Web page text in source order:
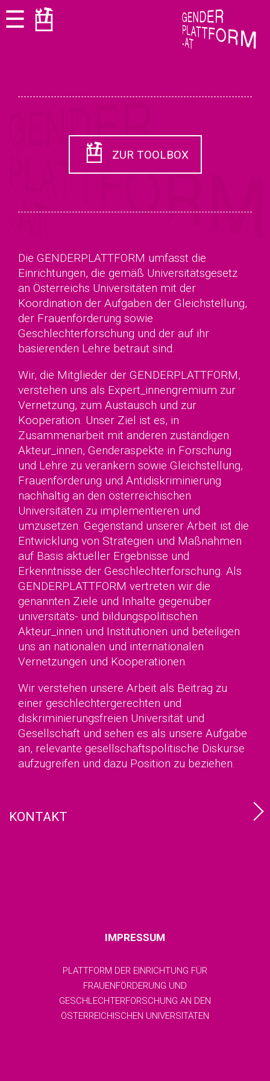
Zum
Seiteninhalt
Zur
Navigation
☰
ZUR TOOLBOX
Die GENDERPLATTFORM umfasst die
Einrichtungen, die gemäß Universitätsgesetz
an Österreichs Universitäten mit der
Koordination der Aufgaben der Gleichstellung,
der Frauenförderung sowie
Geschlechterforschung und der auf ihr
basierenden Lehre betraut sind.
Wir, die Mitglieder der GENDERPLATTFORM,
verstehen uns als Expert_innengremium zur
Vernetzung, zum Austausch und zur
Kooperation. Unser Ziel ist es, in
Zusammenarbeit mit anderen zuständigen
Akteur_innen, Genderaspekte in Forschung
und Lehre zu verankern sowie Gleichstellung,
Frauenförderung und Antidiskriminierung
nachhaltig an den österreichischen
Universitäten zu implementieren und
umzusetzen. Gegenstand unserer Arbeit ist die
Entwicklung von Strategien und Maßnahmen
auf Basis aktueller Ergebnisse und
Erkenntnisse der Geschlechterforschung. Als
GENDERPLATTFORM vertreten wir die
genannten Ziele und Inhalte gegenüber
universitäts- und bildungspolitischen
Akteur_innen und Institutionen und beteiligen
uns an nationalen und internationalen
Vernetzungen und Kooperationen.
Wir verstehen unsere Arbeit als Beitrag zu
einer geschlechtergerechten und
diskriminierungsfreien Universität und
Gesellschaft und sehen es als unsere Aufgabe
an, relevante gesellschaftspolitische Diskurse
aufzugreifen und dazu Position zu beziehen.
KONTAKT
IMPRESSUM
PLATTFORM DER EINRICHTUNG FÜR
FRAUENFÖRDERUNG UND
GESCHLECHTERFORSCHUNG AN DEN
ÖSTERREICHISCHEN UNIVERSITÄTEN